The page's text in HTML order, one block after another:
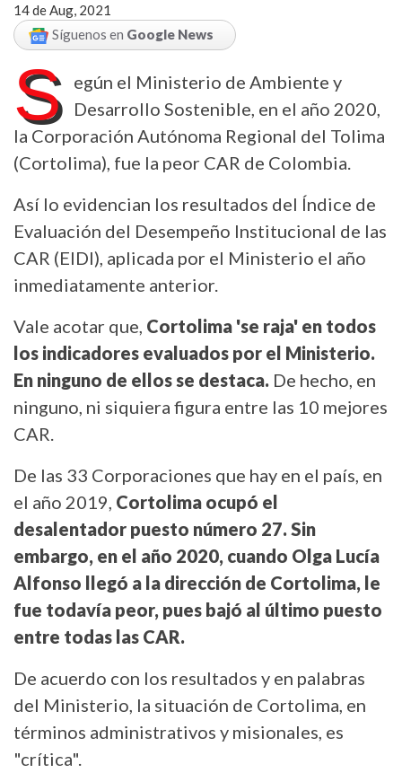
14 de Aug, 2021
Síguenos en Google News
S
egún el Ministerio de Ambiente y
Desarrollo Sostenible, en el año 2020,
la Corporación Autónoma Regional del Tolima
(Cortolima), fue la peor CAR de Colombia.
Así lo evidencian los resultados del Índice de
Evaluación del Desempeño Institucional de las
CAR (EIDI), aplicada por el Ministerio el año
inmediatamente anterior.
Vale acotar que, Cortolima 'se raja' en todos
los indicadores evaluados por el Ministerio.
En ninguno de ellos se destaca. De hecho, en
ninguno, ni siquiera figura entre las 10 mejores
CAR.
De las 33 Corporaciones que hay en el país, en
el año 2019, Cortolima ocupó el
desalentador puesto número 27. Sin
embargo, en el año 2020, cuando Olga Lucía
Alfonso llegó a la dirección de Cortolima, le
fue todavía peor, pues bajó al último puesto
entre todas las CAR.
De acuerdo con los resultados y en palabras
del Ministerio, la situación de Cortolima, en
términos administrativos y misionales, es
"crítica".